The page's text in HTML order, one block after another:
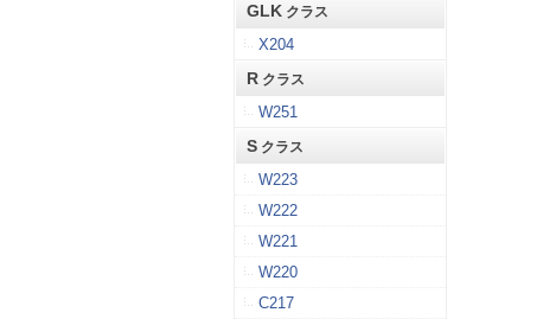
GLK クラス
X204
R クラス
W251
S クラス
W223
W222
W221
W220
C217